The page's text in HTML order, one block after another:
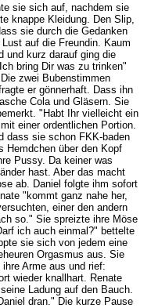
sie sich auf, nachdem sie
knappe Kleidung. Den Slip,
sie durch die Gedanken
auf die Freundin. Kaum
und kurz darauf ging die
bring Dir was zu trinken"
zwei Bubenstimmen
er gönnerhaft. Dass ihn
Cola und Gläsern. Sie
"Habt Ihr vielleicht ein
einer ordentlichen Portion.
dass sie schon FKK-baden
über den Kopf
Pussy. Da keiner was
hast. Aber das macht
ab. Daniel folgte ihm sofort
"kommt ganz nahe her,
einer den andern
so." Sie spreizte ihre Möse
ich auch einmal?" bettelte
sie sich von jedem eine
Orgasmus aus. Sie
Arme aus und rief:
wieder knallhart. Renate
Ladung auf den Bauch.
dran." Die kurze Pause